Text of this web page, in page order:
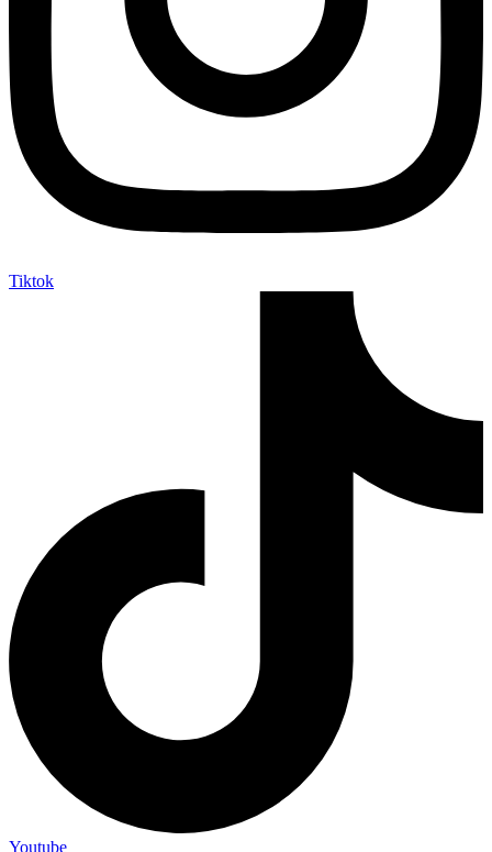
Tiktok
Youtube